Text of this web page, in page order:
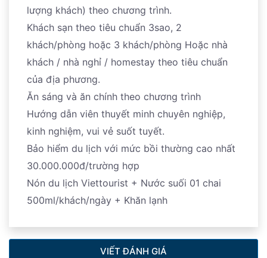
lượng khách) theo chương trình.
Khách sạn theo tiêu chuẩn 3sao, 2
khách/phòng hoặc 3 khách/phòng Hoặc nhà
khách / nhà nghỉ / homestay theo tiêu chuẩn
của địa phương.
Ăn sáng và ăn chính theo chương trình
Hướng dẫn viên thuyết minh chuyên nghiệp,
kinh nghiệm, vui vẻ suốt tuyết.
Bảo hiểm du lịch với mức bồi thường cao nhất
30.000.000đ/trường hợp
Nón du lịch Viettourist + Nước suối 01 chai
500ml/khách/ngày + Khăn lạnh
VIẾT ĐÁNH GIÁ